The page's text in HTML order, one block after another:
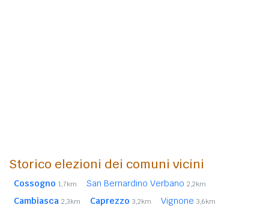
Storico elezioni dei comuni vicini
Cossogno 1,7km San Bernardino Verbano 2,2km
Cambiasca 2,3km Caprezzo 3,2km Vignone 3,6km